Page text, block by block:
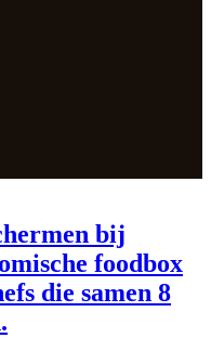
bij
foodbox
die samen 8